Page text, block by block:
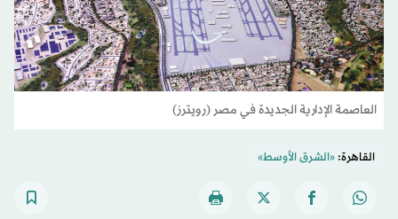
العاصمة الإدارية الجديدة في مصر (رويترز)
القاهرة:«الشرق الأوسط»